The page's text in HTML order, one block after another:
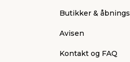
Butikker &
Avisen
Kontakt og FAQ